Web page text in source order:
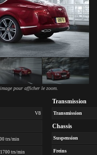
pour afficher le zoom.
V8
trs/min
trs/min
Transmission
Transmission
Chassis
Suspension
Freins